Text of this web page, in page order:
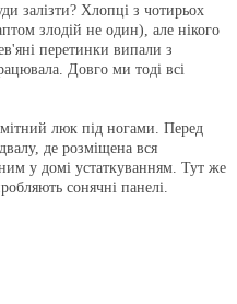
залізти? Хлопці з чотирьох
злодій не один), але нікого
перетинки випали з
Довго ми тоді всі
люк під ногами. Перед
де розміщена вся
у домі устаткуванням. Тут же
сонячні панелі.